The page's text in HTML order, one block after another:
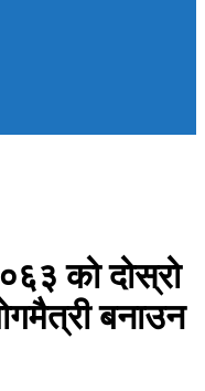
को दोस्रो
बनाउन